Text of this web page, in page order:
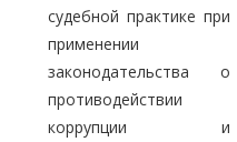
судебной практике при
применении
законодательства о
противодействии
коррупции и